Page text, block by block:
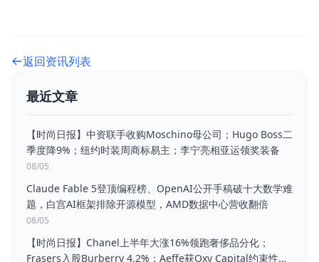
返回资讯列表
最近文章
【时尚日报】中资联手收购Moschino母公司；Hugo Boss二
季度降9%；纽约时装周商标易主；李宁亮相亚运领奖装备
08/05
Claude Fable 5登顶编程榜、OpenAI公开手稿破十大数学难
题，白宫AI框架排除开源模型，AMD数据中心营收翻倍
08/05
【时尚日报】Chanel上半年大涨16%领跑奢侈品分化；
Frasers入股Burberry 4.2%；Aeffe获Oxy Capital约束性收